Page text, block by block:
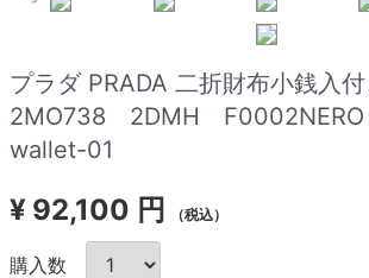
プラダ PRADA 二折財布小銭入
2MO738 2DMH F0002NERO
wallet-01
¥ 92,100 円 （税込）
購入数